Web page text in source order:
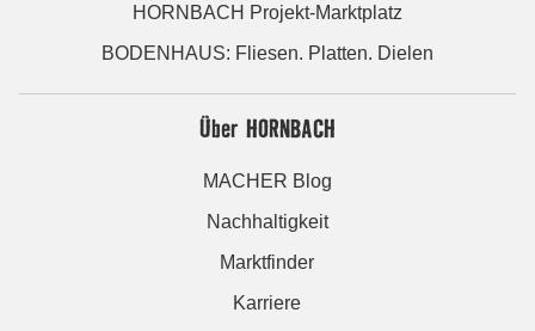
HORNBACH Projekt-Marktplatz
BODENHAUS: Fliesen. Platten. Dielen
Über HORNBACH
MACHER Blog
Nachhaltigkeit
Marktfinder
Karriere